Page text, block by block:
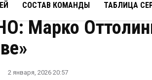
СОСТАВ КОМАНДЫ ТАБЛИЦА
Марко
2 января, 2026 20:57